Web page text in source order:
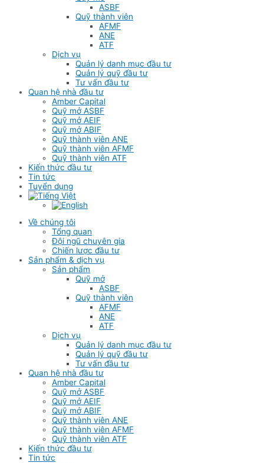
ASBF
Quỹ thành viên
AFMF
ANE
ATF
Dịch vụ
Quản lý danh mục đầu tư
Quản lý quỹ đầu tư
Tư vấn đầu tư
Quan hệ nhà đầu tư
Amber Capital
Quỹ mở ASBF
Quỹ mở AEIF
Quỹ mở ABIF
Quỹ thành viên ANE
Quỹ thành viên AFMF
Quỹ thành viên ATF
Kiến thức đầu tư
Tin tức
Tuyển dụng
Về chúng tôi
Tổng quan
Đội ngũ chuyên gia
Chiến lược đầu tư
Sản phẩm & dịch vụ
Sản phẩm
Quỹ mở
ASBF
Quỹ thành viên
AFMF
ANE
ATF
Dịch vụ
Quản lý danh mục đầu tư
Quản lý quỹ đầu tư
Tư vấn đầu tư
Quan hệ nhà đầu tư
Amber Capital
Quỹ mở ASBF
Quỹ mở AEIF
Quỹ mở ABIF
Quỹ thành viên ANE
Quỹ thành viên AFMF
Quỹ thành viên ATF
Kiến thức đầu tư
Tin tức